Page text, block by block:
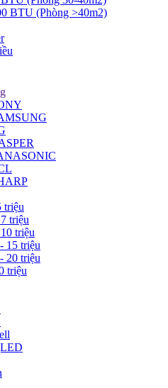
BTU (Phòng >40m2)
triệu
triệu
triệu
15 triệu
20 triệu
triệu